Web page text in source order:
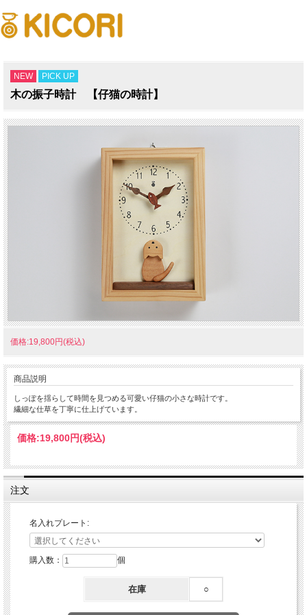
NEW PICK UP
木の振子時計 【仔猫の時計】
価格:19,800円(税込)
商品説明
しっぽを揺らして時間を見つめる可愛い仔猫の小さな時計です。
繊細な仕草を丁寧に仕上げています。
価格:19,800円(税込)
注文
名入れプレート:
購入数： 個
在庫 ○